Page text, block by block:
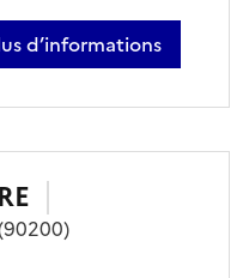
d’informations
chassignet